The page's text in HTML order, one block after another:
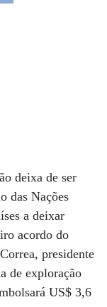
deixa de ser
das Nações
a deixar
acordo do
presidente
de exploração
US$ 3,6